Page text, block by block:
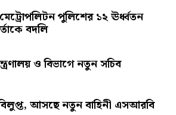
পুলিশের ১২ ঊর্ধ্বতন
বদলি
ও বিভাগে নতুন সচিব
আসছে নতুন বাহিনী এসআরবি